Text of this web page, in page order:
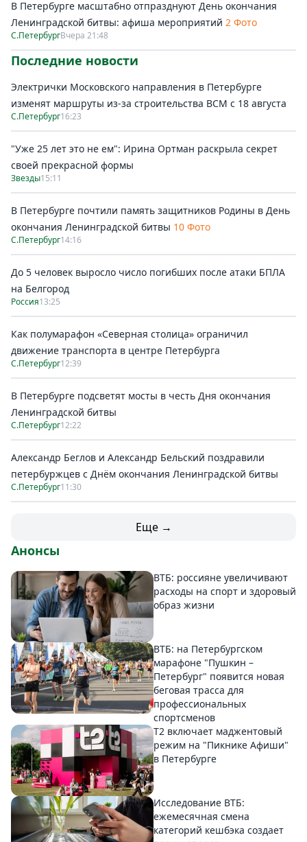
В Петербурге масштабно отпразднуют День окончания
Ленинградской битвы: афиша мероприятий 2 Фото
С.ПетербургВчера 21:48
Последние новости
Электрички Московского направления в Петербурге
изменят маршруты из-за строительства ВСМ с 18 августа
С.Петербург16:23
"Уже 25 лет это не ем": Ирина Ортман раскрыла секрет
своей прекрасной формы
Звезды15:11
В Петербурге почтили память защитников Родины в День
окончания Ленинградской битвы 10 Фото
С.Петербург14:16
До 5 человек выросло число погибших после атаки БПЛА
на Белгород
Россия13:25
Как полумарафон «Северная столица» ограничил
движение транспорта в центре Петербурга
С.Петербург12:39
В Петербурге подсветят мосты в честь Дня окончания
Ленинградской битвы
С.Петербург12:22
Александр Беглов и Александр Бельский поздравили
петербуржцев с Днём окончания Ленинградской битвы
С.Петербург11:30
Еще →
Анонсы
ВТБ: россияне увеличивают
расходы на спорт и здоровый
образ жизни
ВТБ: на Петербургском
марафоне "Пушкин –
Петербург" появится новая
беговая трасса для
профессиональных
спортсменов
Т2 включает маджентовый
режим на "Пикнике Афиши"
в Петербурге
Исследование ВТБ:
ежемесячная смена
категорий кешбэка создает